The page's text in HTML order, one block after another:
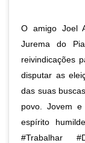
O amigo Joel
Jurema do
reivindicações
disputar as
das suas
povo. Jovem
espírito
#Trabalhar